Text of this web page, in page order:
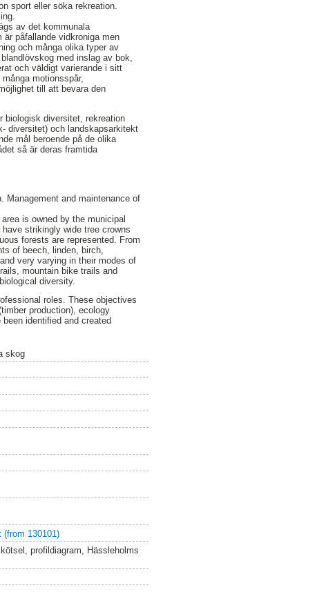
sport eller söka rekreation.
av det kommunala
påfallande vidkroniga men
och många olika typer av
med inslag av bok,
och väldigt varierande i sitt
motionsspår,
till att bevara den
biologisk diversitet, rekreation
diversitet) och landskapsarkitekt
mål beroende på de olika
så är deras framtida
Management and maintenance of
is owned by the municipal
strikingly wide tree crowns
forests are represented. From
of beech, linden, birch,
very varying in their modes of
mountain bike trails and
diversity.
roles. These objectives
production), ecology
identified and created
skog
(from 130101)
profildiagram, Hässleholms